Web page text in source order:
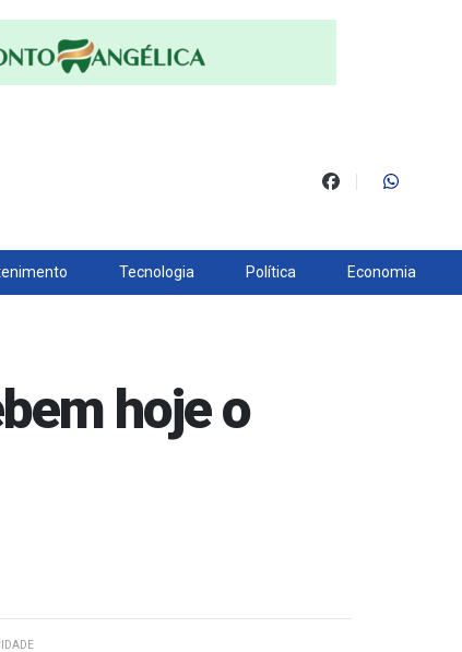
Tecnologia Política Economia
hoje o